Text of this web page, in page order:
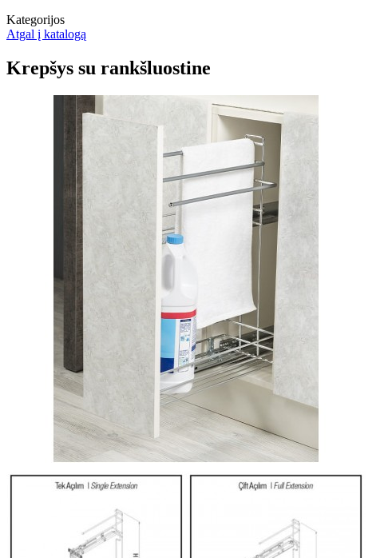
Kategorijos
Atgal į katalogą
Krepšys su rankšluostine